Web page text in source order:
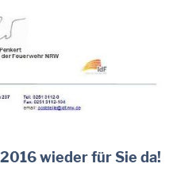
wieder für Sie da!